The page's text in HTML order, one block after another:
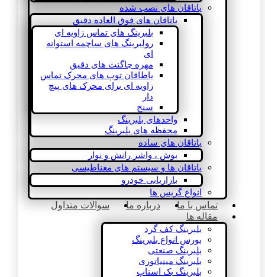
یاتاقان های نصب شده
یاتاقان های فوق العاده دقیق
بلبرینگ های تماس زاویه ای
رولبرینگ های ساچمه استوانه
ای
مهره چاگنت های دقیق
یاطاقان توپ های محرک تماس
زاویه ای برای محرک های پیچ
دار
سنج
واحدهای بلبرینگ
محفظه های بلبرینگ
یاتاقان های ساده
بوش ، واشر رانش و نوار
یاتاقان ها و سیستم های مغناطیسی
بازاریابی خودرو
انواع گریس ها
تماس با ما درباره ما
سوالات متداول
مقاله ها
بلبرینگ کف گرد
بورس انواع بلبرینگ
بلبرینگ صنعتی
بلبرینگ مینیاتوری
بلبرینگ بک استاپ